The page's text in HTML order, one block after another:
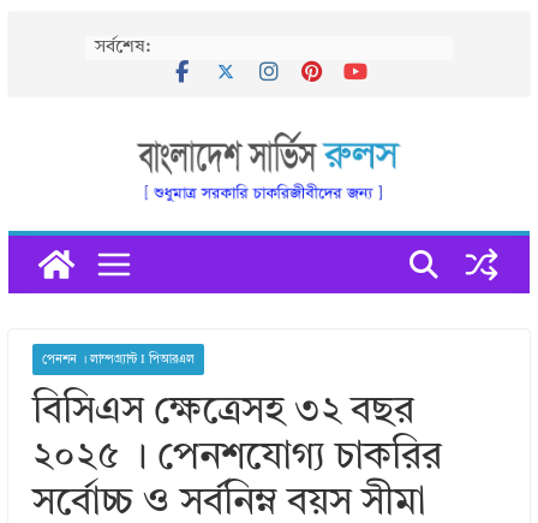
সর্বশেষ:
পেনশন । লাম্পগ্র্যান্ট I পিআরএল
বিসিএস ক্ষেত্রেসহ ৩২ বছর
২০২৫ । পেনশযোগ্য চাকরির
সর্বোচ্চ ও সর্বনিম্ন বয়স সীমা